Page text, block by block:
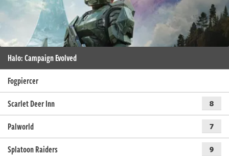
Halo: Campaign Evolved
Fogpiercer
Scarlet Deer Inn
8
Palworld 7
Splatoon Raiders 9